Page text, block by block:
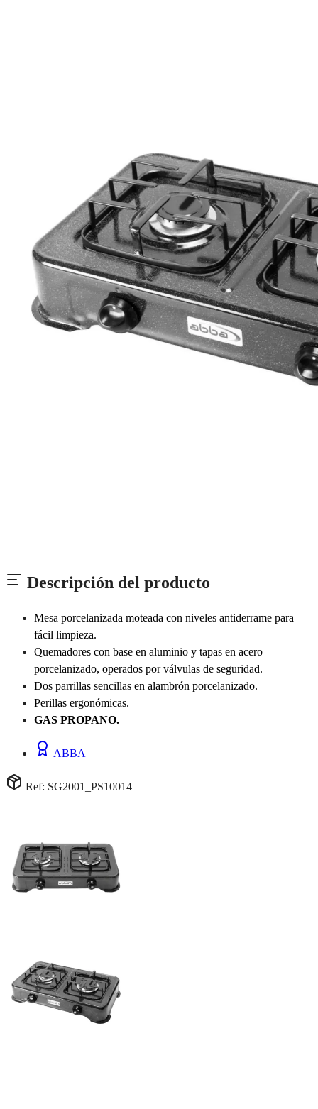
Descripción del producto
Mesa porcelanizada moteada con niveles antiderrame para
fácil limpieza.
Quemadores con base en aluminio y tapas en acero
porcelanizado, operados por válvulas de seguridad.
Dos parrillas sencillas en alambrón porcelanizado.
Perillas ergonómicas.
GAS PROPANO.
ABBA
Ref: SG2001_PS10014